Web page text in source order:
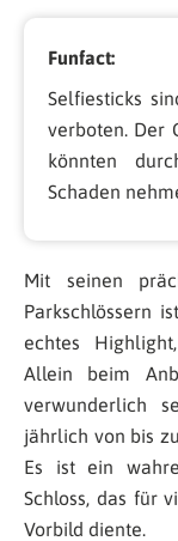
Funfact:
Selfiesticks
verboten. Der
könnten
Schaden
Mit seinen
Parkschlössern
echtes
Allein beim
verwunderlich
jährlich von bis
Es ist ein
Schloss, das für
Vorbild diente.